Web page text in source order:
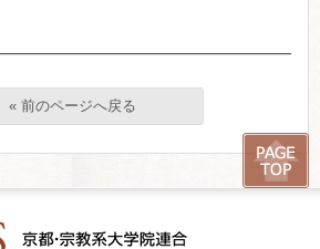
« 前のページへ戻る